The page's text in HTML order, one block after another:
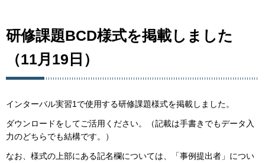
研修課題BCD様式を掲載しました
（11月19日）
インターバル実習1で使用する研修課題様式を掲載しました。
ダウンロードをしてご活用ください。（記載は手書きでもデータ入
力のどちらでも結構です。）
なお、様式の上部にある記名欄については、「事例提出者」につい